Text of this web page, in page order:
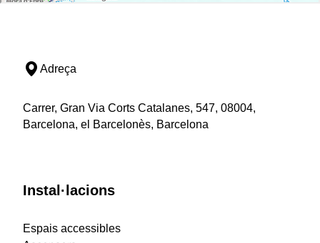
Adreça
Carrer, Gran Via Corts Catalanes, 547, 08004,
Barcelona, el Barcelonès, Barcelona
Instal·lacions
Espais accessibles